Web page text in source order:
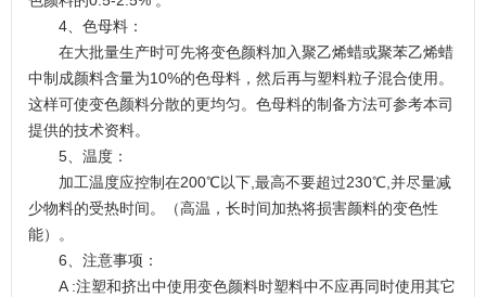
4、色母料：
在大批量生产时可先将变色颜料加入聚乙烯蜡或聚苯乙烯蜡
中制成颜料含量为10%的色母料，然后再与塑料粒子混合使用。
这样可使变色颜料分散的更均匀。色母料的制备方法可参考本司
提供的技术资料。
5、温度：
加工温度应控制在200℃以下,最高不要超过230℃,并尽量减
少物料的受热时间。（高温，长时间加热将损害颜料的变色性
能）。
6、注意事项：
A :注塑和挤出中使用变色颜料时塑料中不应再同时使用其它